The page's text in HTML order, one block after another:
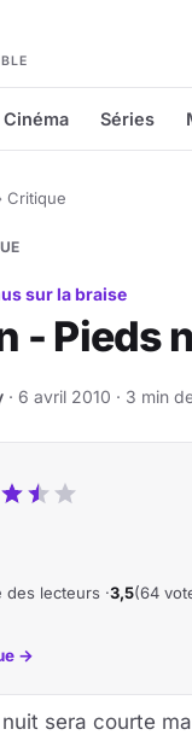
Cinéma Séries
Critique
sur la braise
- Pieds
· 6 avril 2010 · 3 min
des lecteurs ·3,5(64
→
sera courte